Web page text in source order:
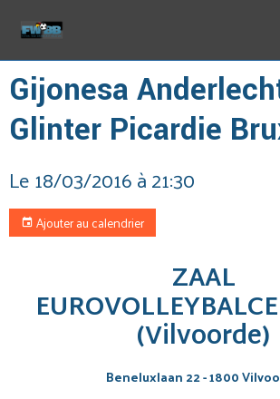
Gijonesa
Glinter Picardie
Le 18/03/2016à 21:30
Ajouter au calendrier
ZAAL
(Vilvoorde)
Beneluxlaan 22 - 1800